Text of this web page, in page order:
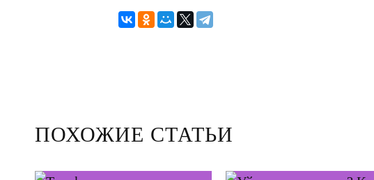
ПОХОЖИЕ СТАТЬИ